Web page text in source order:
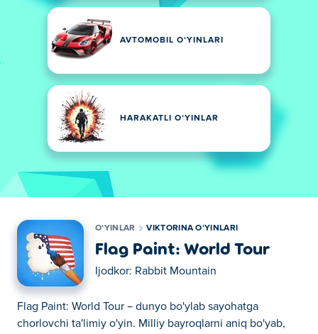
AVTOMOBIL OʻYINLARI
HARAKATLI OʻYINLAR
OʻYINLAR VIKTORINA OʻYINLARI
Flag Paint: World Tour
Ijodkor: Rabbit Mountain
Flag Paint: World Tour – dunyo bo'ylab sayohatga
chorlovchi ta'limiy o'yin. Milliy bayroqlarni aniq bo'yab,